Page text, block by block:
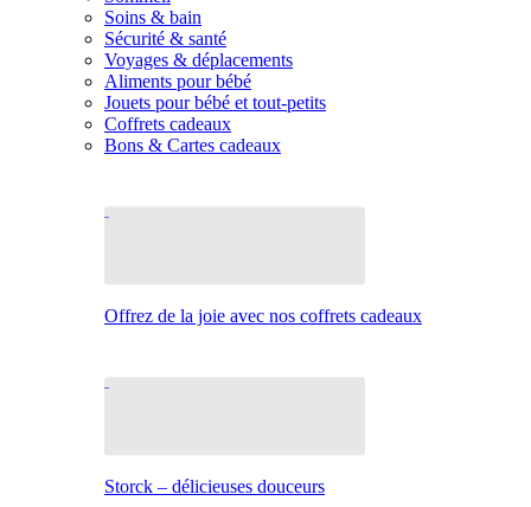
Soins & bain
Sécurité & santé
Voyages & déplacements
Aliments pour bébé
Jouets pour bébé et tout-petits
Coffrets cadeaux
Bons & Cartes cadeaux
Offrez de la joie avec nos coffrets cadeaux
Storck – délicieuses douceurs